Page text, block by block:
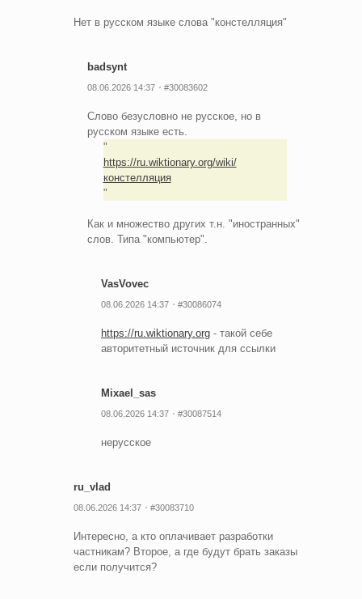
Нет в русском языке слова "констелляция"
badsynt
08.06.2026 14:37 #30083602
Слово безусловно не русское, но в
русском языке есть.
https://ru.wiktionary.org/wiki/
констелляция
Как и множество других т.н. "иностранных"
слов. Типа "компьютер".
VasVovec
08.06.2026 14:37 #30086074
https://ru.wiktionary.org - такой себе
авторитетный источник для ссылки
Mixael_sas
08.06.2026 14:37 #30087514
нерусское
ru_vlad
08.06.2026 14:37 #30083710
Интересно, а кто оплачивает разработки
частникам? Второе, а где будут брать заказы
если получится?